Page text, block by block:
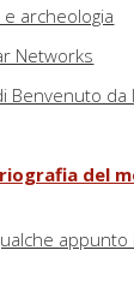
archeologia
Networks
Benvenuto da
del